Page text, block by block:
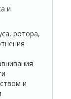
и
ротора,
и